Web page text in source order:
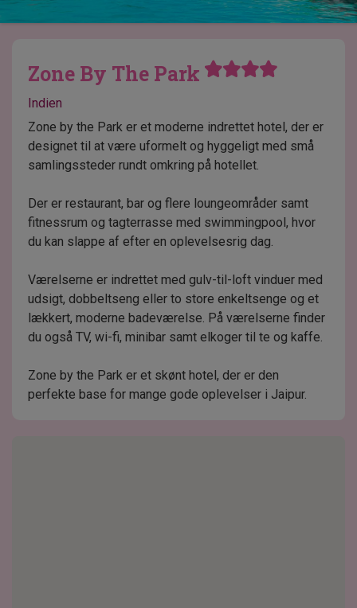
Zone By The Park
Indien
Zone by the Park er et moderne indrettet hotel, der er
designet til at være uformelt og hyggeligt med små
samlingssteder rundt omkring på hotellet.
Der er restaurant, bar og flere loungeområder samt
fitnessrum og tagterrasse med swimmingpool, hvor
du kan slappe af efter en oplevelsesrig dag.
Værelserne er indrettet med gulv-til-loft vinduer med
udsigt, dobbeltseng eller to store enkeltsenge og et
lækkert, moderne badeværelse. På værelserne finder
du også TV, wi-fi, minibar samt elkoger til te og kaffe.
Zone by the Park er et skønt hotel, der er den
perfekte base for mange gode oplevelser i Jaipur.